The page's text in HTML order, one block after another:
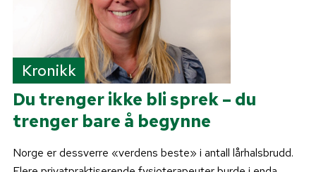
Kronikk
Du trenger ikke bli sprek – du
trenger bare å begynne
Norge er dessverre «verdens beste» i antall lårhalsbrudd.